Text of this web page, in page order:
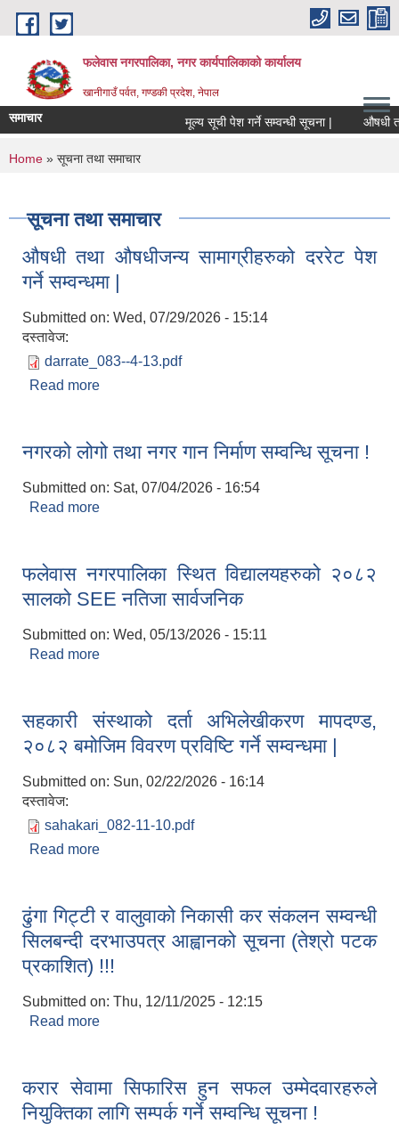
Skip to main content
फलेवास नगरपालिका, नगर कार्यपालिकाको कार्यालय
खानीगाउँ पर्वत, गण्डकी प्रदेश, नेपाल
समाचार मूल्य सूची पेश गर्ने सम्वन्धी सूचना | औषधी
You are here
Home » सूचना तथा समाचार
सूचना तथा समाचार
औषधी तथा औषधीजन्य सामाग्रीहरुको दररेट पेश
गर्ने सम्वन्धमा |
Submitted on: Wed, 07/29/2026 - 15:14
दस्तावेज:
darrate_083--4-13.pdf
Read more
नगरको लोगो तथा नगर गान निर्माण सम्वन्धि सूचना !
Submitted on: Sat, 07/04/2026 - 16:54
Read more
फलेवास नगरपालिका स्थित विद्यालयहरुको २०८२
सालको SEE नतिजा सार्वजनिक
Submitted on: Wed, 05/13/2026 - 15:11
Read more
सहकारी संस्थाको दर्ता अभिलेखीकरण मापदण्ड,
२०८२ बमोजिम विवरण प्रविष्टि गर्ने सम्वन्धमा |
Submitted on: Sun, 02/22/2026 - 16:14
दस्तावेज:
sahakari_082-11-10.pdf
Read more
ढुंगा गिट्टी र वालुवाको निकासी कर संकलन सम्वन्धी
सिलबन्दी दरभाउपत्र आह्वानको सूचना (तेश्रो पटक
प्रकाशित) !!!
Submitted on: Thu, 12/11/2025 - 12:15
Read more
करार सेवामा सिफारिस हुन सफल उम्मेदवारहरुले
नियुक्तिका लागि सम्पर्क गर्ने सम्वन्धि सूचना !